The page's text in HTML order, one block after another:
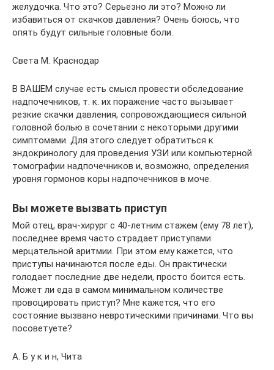
желудочка. Что это? Серьезно ли это? Можно ли
избавиться от скачков давления? Очень боюсь, что
опять будут сильные головные боли.
Света М. Краснодар
В ВАШЕМ случае есть смысл провести обследование
надпочечников, т. к. их поражение часто вызывает
резкие скачки давления, сопровождающиеся сильной
головной болью в сочетании с некоторыми другими
симптомами. Для этого следует обратиться к
эндокринологу для проведения УЗИ или компьютерной
томографии надпочечников и, возможно, определения
уровня гормонов коры надпочечников в моче.
Вы можете вызвать приступ
Мой отец, врач-хирург с 40-летним стажем (ему 78 лет),
последнее время часто страдает приступами
мерцательной аритмии. При этом ему кажется, что
приступы начинаются после еды. Он практически
голодает последние две недели, просто боится есть.
Может ли еда в самом минимальном количестве
провоцировать приступ? Мне кажется, что его
состояние вызвано невротическими причинами. Что вы
посоветуете?
А. Б у к и н, Чита